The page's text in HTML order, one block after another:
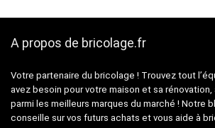
A propos de bricolage.fr
Votre partenaire du bricolage ! Trouvez tout
avez besoin pour votre maison et sa
parmi les meilleurs marques du marché ! Notre
conseille sur vos futurs achats et vous aide à